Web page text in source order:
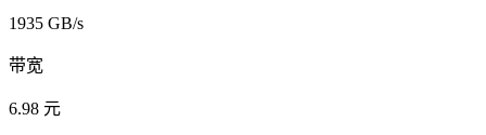
1935 GB/s
带宽
6.98 元